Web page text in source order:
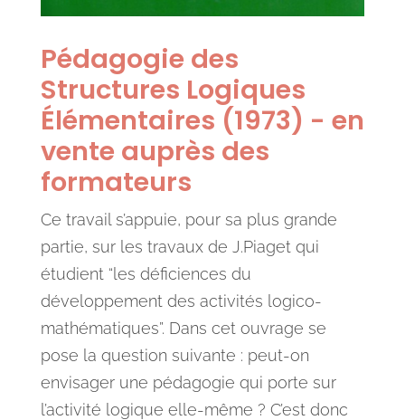
Pédagogie des
Structures Logiques
Élémentaires (1973) - en
vente auprès des
formateurs
Ce travail s’appuie, pour sa plus grande
partie, sur les travaux de J.Piaget qui
étudient “les déficiences du
développement des activités logico-
mathématiques”. Dans cet ouvrage se
pose la question suivante : peut-on
envisager une pédagogie qui porte sur
l’activité logique elle-même ? C’est donc